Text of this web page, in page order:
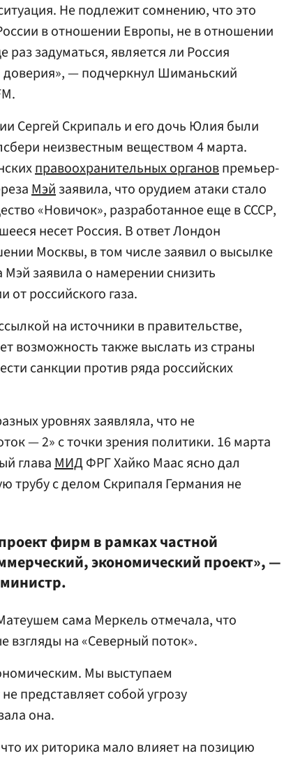
Не подлежит сомнению, что это
в отношении Европы, не в отношении
задуматься, является ли Россия
— подчеркнул Шиманьский
Сергей Скрипаль и его дочь Юлия были
неизвестным веществом 4 марта.
правоохранительных органовпремьер-
Мэйзаявила, что орудием атаки стало
«Новичок», разработанное еще в СССР,
несет Россия. В ответ Лондон
Москвы, в том числе заявил о высылке
заявила о намерении снизить
от российского газа.
на источники в правительстве,
возможность также выслать из страны
санкции против ряда российских
уровнях заявляла, что не
— 2» с точки зрения политики. 16 марта
главаМИДФРГ Хайко Маас ясно дал
трубу с делом Скрипаля Германия не
фирм в рамках частной
экономический проект», —
сама Меркель отмечала, что
взгляды на «Северный поток».
Мы выступаем
представляет собой угрозу
она.
их риторика мало влияет на позицию